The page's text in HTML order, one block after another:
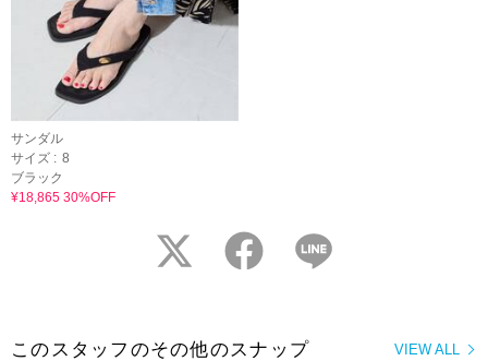
サンダル
サイズ : 8
ブラック
¥18,865 30%OFF
twitter facebook
VIEW ALL
このスタッフのその他のスナップ